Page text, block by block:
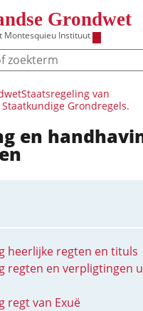
Grondwet
Montesquieu Instituut
verbergen
Staatsregeling van
Grondregels.
en
heerlijke regten en tituls
regten en verpligtingen
regt van Exuë